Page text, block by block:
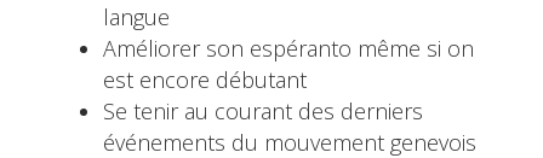
langue
Améliorer son espéranto même si on
est encore débutant
Se tenir au courant des derniers
événements du mouvement genevois